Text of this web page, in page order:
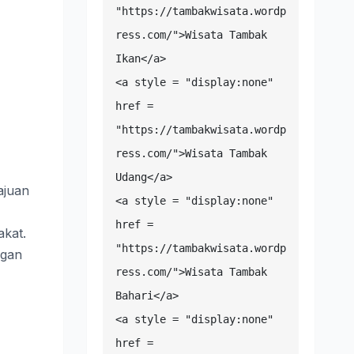
"https://tambakwisata.wordp
ress.com/">Wisata Tambak
Ikan</a>
<a style = "display:none"
href =
"https://tambakwisata.wordp
ress.com/">Wisata Tambak
Udang</a>
<a style = "display:none"
href =
"https://tambakwisata.wordp
ress.com/">Wisata Tambak
Bahari</a>
<a style = "display:none"
href =